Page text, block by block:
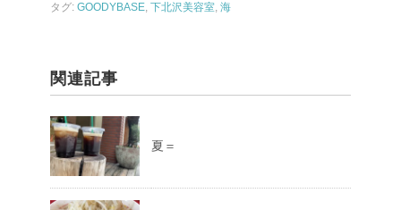
タグ: GOODYBASE, 下北沢美容室, 海
関連記事
夏＝